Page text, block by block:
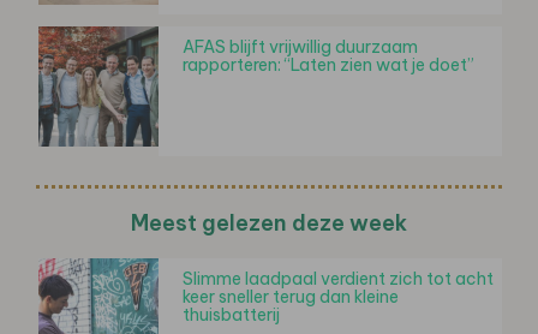
AFAS blijft vrijwillig duurzaam
rapporteren: “Laten zien wat je doet”
Meest gelezen deze week
Slimme laadpaal verdient zich tot acht
keer sneller terug dan kleine
thuisbatterij